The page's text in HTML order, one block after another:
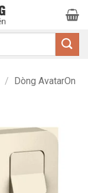
/ Dòng AvatarOn